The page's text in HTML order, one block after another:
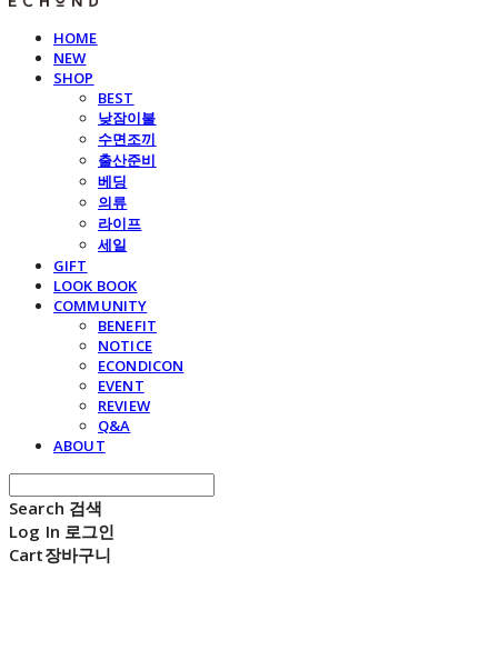
HOME
NEW
SHOP
BEST
낮잠이불
수면조끼
출산준비
베딩
의류
라이프
세일
GIFT
LOOK BOOK
COMMUNITY
BENEFIT
NOTICE
ECONDICON
EVENT
REVIEW
Q&A
ABOUT
Search 검색
Log In 로그인
Cart장바구니